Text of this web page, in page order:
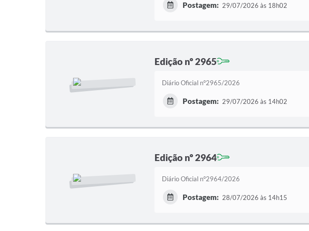
Postagem: 29/07/2026 às 18h02
Edição nº 2965
Diário Oficial n°2965/2026
Postagem: 29/07/2026 às 14h02
Edição nº 2964
Diário Oficial n°2964/2026
Postagem: 28/07/2026 às 14h15